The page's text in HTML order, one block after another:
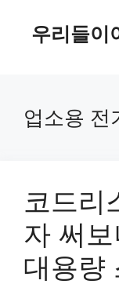
우리들이
업소용 전
코드리
자 써
대용량